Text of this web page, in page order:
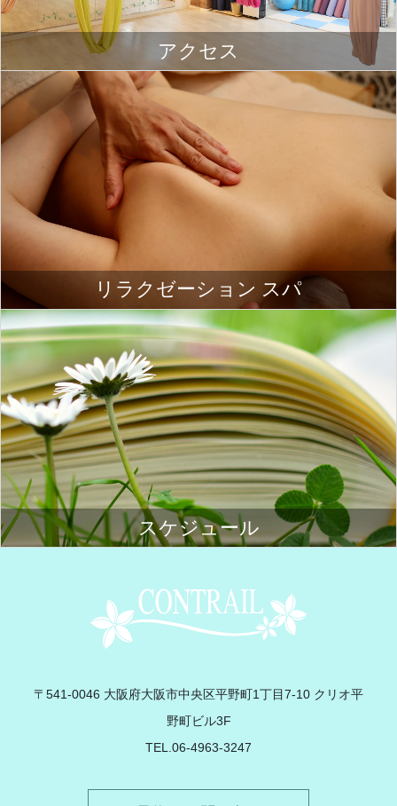
アクセス
リラクゼーション スパ
スケジュール
〒541-0046 大阪府大阪市中央区平野町1丁目7-10 クリオ平
野町ビル3F
TEL.06-4963-3247